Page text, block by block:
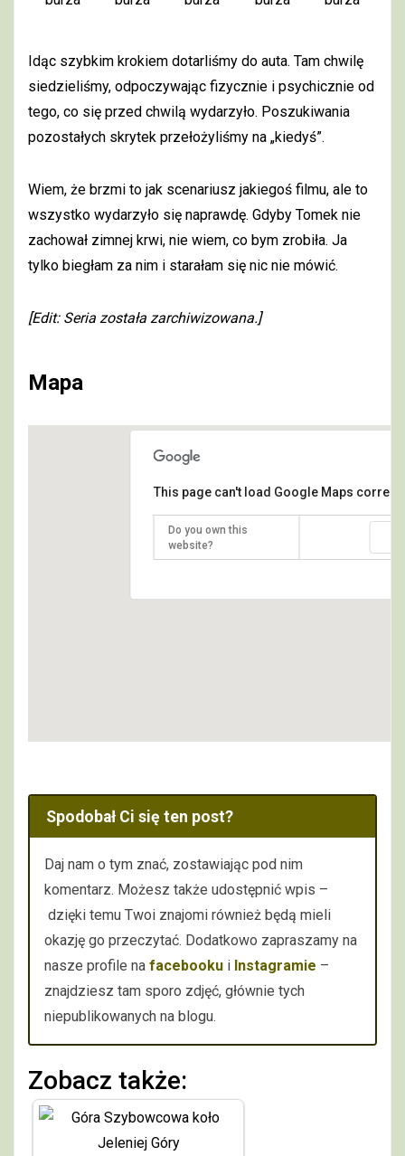
Idąc szybkim krokiem dotarliśmy do auta. Tam chwilę
siedzieliśmy, odpoczywając fizycznie i psychicznie od
tego, co się przed chwilą wydarzyło. Poszukiwania
pozostałych skrytek przełożyliśmy na „kiedyś”.
Wiem, że brzmi to jak scenariusz jakiegoś filmu, ale to
wszystko wydarzyło się naprawdę. Gdyby Tomek nie
zachował zimnej krwi, nie wiem, co bym zrobiła. Ja
tylko biegłam za nim i starałam się nic nie mówić.
[Edit: Seria została zarchiwizowana.]
Mapa
This page can't load Google Maps
Do you own this
website?
Spodobał Ci się ten post?
Daj nam o tym znać, zostawiając pod nim
komentarz. Możesz także udostępnić wpis –
dzięki temu Twoi znajomi również będą mieli
okazję go przeczytać. Dodatkowo zapraszamy na
nasze profile na facebooku i Instagramie –
znajdziesz tam sporo zdjęć, głównie tych
niepublikowanych na blogu.
Zobacz także: